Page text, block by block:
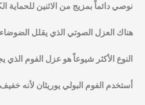
نوصي دائماً بمزيج من الاثنين للحماية
هناك العزل الصوتي الذي يقلل
النوع الأكثر شيوعاً هو عزل الفوم الذي
أستخدم الفوم البولي يوريثان لأنه